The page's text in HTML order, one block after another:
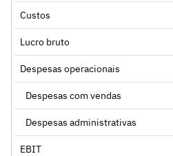
Custos
Lucro bruto
Despesas operacionais
Despesas com vendas
Despesas administrativas
EBIT